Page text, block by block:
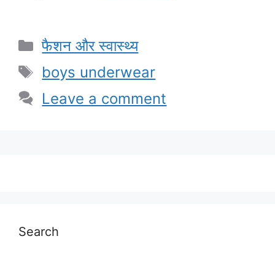
Categories
फैशन और स्वास्थ्य
Tags
boys underwear
Leave a comment
Search